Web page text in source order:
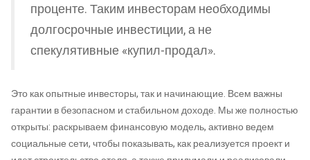
проценте. Таким инвесторам необходимы
долгосрочные инвестиции, а не
спекулятивные «купил-продал».
Это как опытные инвесторы, так и начинающие. Всем важны
гарантии в безопасном и стабильном доходе. Мы же полностью
открыты: раскрываем финансовую модель, активно ведем
социальные сети, чтобы показывать, как реализуется проект и